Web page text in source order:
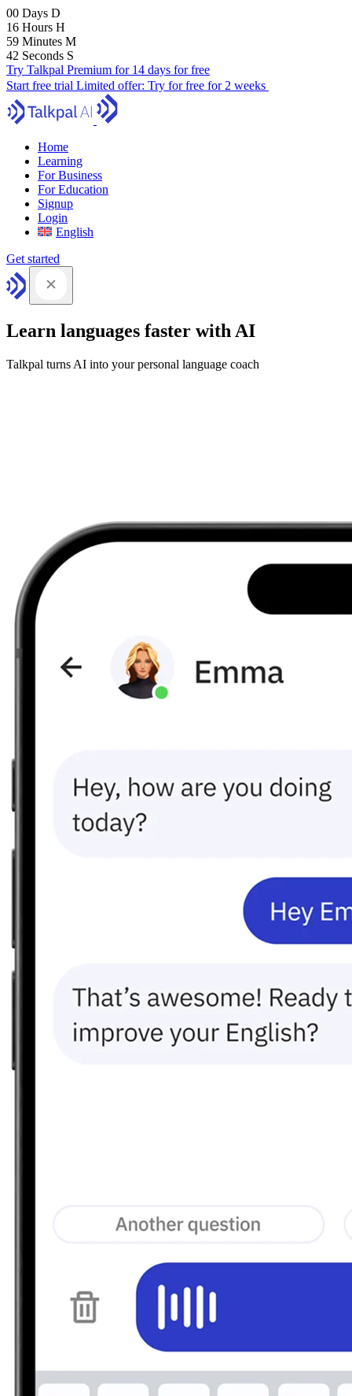
00 Days D
16 Hours H
59 Minutes M
41 Seconds S
Try Talkpal Premium for 14 days for free
Start free trial Limited offer: Try for free for 2 weeks
Home
Learning
For Business
For Education
Signup
Login
English
Get started
Learn languages faster with AI
Talkpal turns AI into your personal language coach